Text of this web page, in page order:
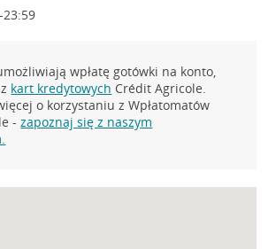
23:59
wpłatę gotówki na konto,
kart kredytowych Crédit Agricole.
o korzystaniu z Wpłatomatów
-zapoznaj się z naszym